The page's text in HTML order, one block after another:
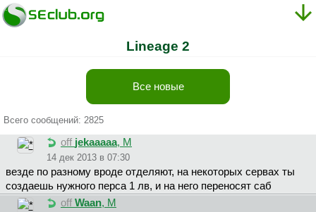
Lineage 2
Все новые
Всего сообщений: 2825
off jekaaaaa, М
14 дек 2013 в 07:30
везде по разному вроде отделяют, на некоторых сервах ты
создаешь нужного перса 1 лв, и на него переносят саб
off Waan, М